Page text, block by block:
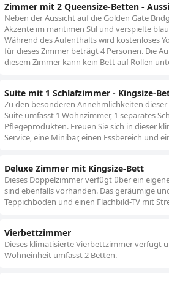
Zimmer mit 2 Queensize-Betten -
Neben der Aussicht auf die Golden Gate
Akzente im maritimen Stil und verspielte
Während des Aufenthalts wird kostenloses
für dieses Zimmer beträgt 4 Personen. Die
diesem Zimmer kann kein Bett auf Rollen
Suite mit 1 Schlafzimmer - Kingsize-
Zu den besonderen Annehmlichkeiten
Suite umfasst 1 Wohnzimmer, 1 separates
Pflegeprodukten. Freuen Sie sich in dieser
Service, eine Minibar, einen Essbereich und
Deluxe Zimmer mit Kingsize-Bett
Dieses Doppelzimmer verfügt über ein
sind ebenfalls vorhanden. Das geräumige
Teppichboden und einen Flachbild-TV mit
Vierbettzimmer
Dieses klimatisierte Vierbettzimmer verfügt
Wohneinheit umfasst 2 Betten.